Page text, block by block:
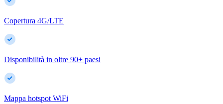
Copertura 4G/LTE
Disponibilità in oltre 90+ paesi
Mappa hotspot WiFi